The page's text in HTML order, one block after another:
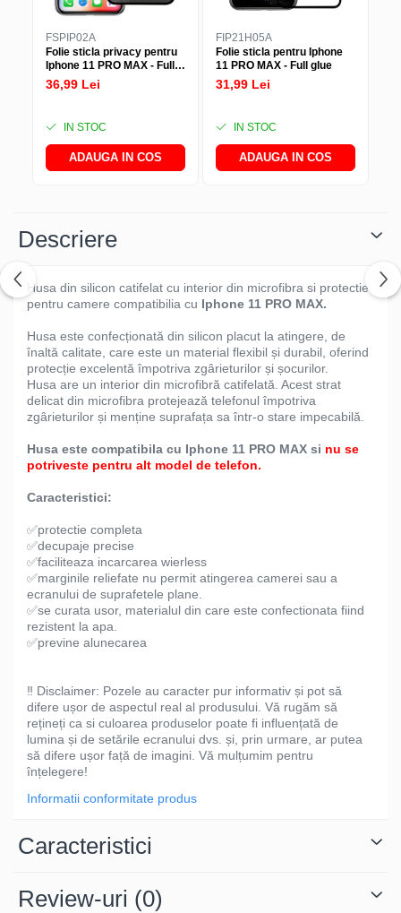
FSPIP02A
Folie sticla privacy pentru
Iphone 11 PRO MAX - Full
glue
36,99 Lei
IN STOC
ADAUGA IN COS
FIP21H05A
Folie sticla pentru Iphone
11 PRO MAX - Full glue
31,99 Lei
IN STOC
ADAUGA IN COS
Descriere
Husa din silicon catifelat cu interior din microfibra si protectie
pentru camere compatibilia cu Iphone 11 PRO MAX.
Husa este confecționată din silicon placut la atingere, de
înaltă calitate, care este un material flexibil și durabil, oferind
protecție excelentă împotriva zgârieturilor și șocurilor.
Husa are un interior din microfibră catifelată. Acest strat
delicat din microfibra protejează telefonul împotriva
zgârieturilor și menține suprafața sa într-o stare impecabilă.
Husa este compatibila cu Iphone 11 PRO MAX si nu se
potriveste pentru alt model de telefon.
Caracteristici:
✅protectie completa
✅decupaje precise
✅faciliteaza incarcarea wierless
✅marginile reliefate nu permit atingerea camerei sau a
ecranului de suprafetele plane.
✅se curata usor, materialul din care este confectionata fiind
rezistent la apa.
✅previne alunecarea
‼️ Disclaimer: Pozele au caracter pur informativ și pot să
difere ușor de aspectul real al produsului. Vă rugăm să
rețineți ca si culoarea produselor poate fi influențată de
lumina și de setările ecranului dvs. și, prin urmare, ar putea
să difere ușor față de imagini. Vă mulțumim pentru
înțelegere!
Informatii conformitate produs
Caracteristici
Review-uri (0)